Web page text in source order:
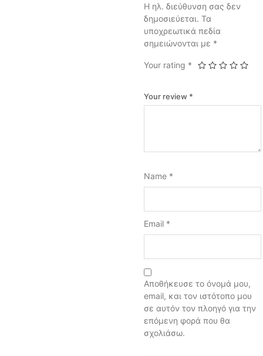
Η ηλ. διεύθυνση σας δεν
δημοσιεύεται. Τα
υποχρεωτικά πεδία
σημειώνονται με *
Your rating *
Your review *
Name *
Email *
Αποθήκευσε το όνομά μου,
email, και τον ιστότοπο μου
σε αυτόν τον πλοηγό για την
επόμενη φορά που θα
σχολιάσω.